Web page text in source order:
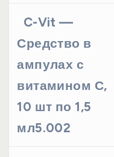
C-Vit —
Средство в
ампулах с
витамином С,
10 шт по 1,5
мл5.002